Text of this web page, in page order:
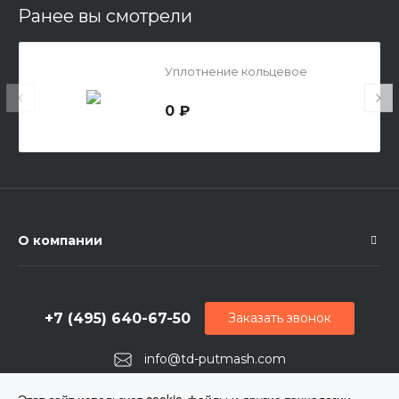
Ранее вы смотрели
Уплотнение кольцевое
0 ₽
О компании
info@td-putmash.com
+7 (495) 640-67-50
г. Москва, 1-й Кирпичный переулок, дом 2
Заказать звонок